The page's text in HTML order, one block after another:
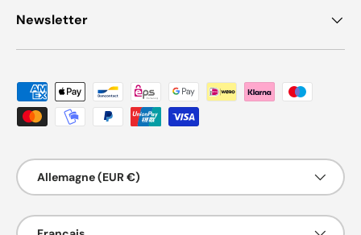
Newsletter
Moyens de paiement acceptés
Pays
Allemagne (EUR €)
Langue